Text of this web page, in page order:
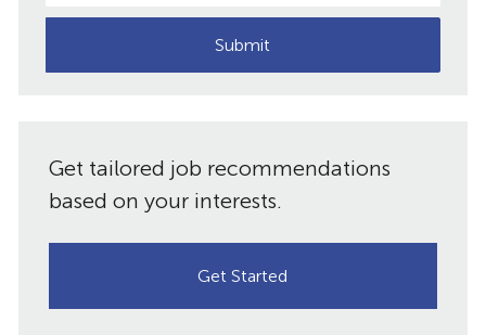
address
Submit
Get tailored job recommendations
based on your interests.
Get Started